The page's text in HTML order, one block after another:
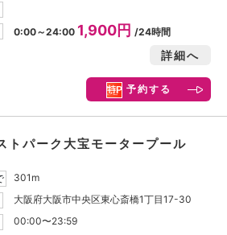
0:00～24:00 1,900円/24時間
詳細へ
予約する
パーク大宝モータープール
301m
大阪府大阪市中央区東心斎橋1丁目17-30
00:00〜23:59